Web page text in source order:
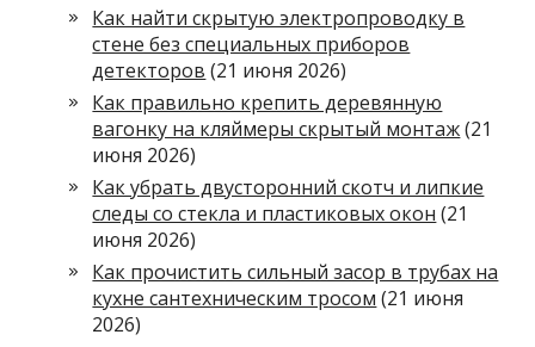
Как найти скрытую электропроводку в
стене без специальных приборов
детекторов (21 июня 2026)
Как правильно крепить деревянную
вагонку на кляймеры скрытый монтаж (21
июня 2026)
Как убрать двусторонний скотч и липкие
следы со стекла и пластиковых окон (21
июня 2026)
Как прочистить сильный засор в трубах на
кухне сантехническим тросом (21 июня
2026)